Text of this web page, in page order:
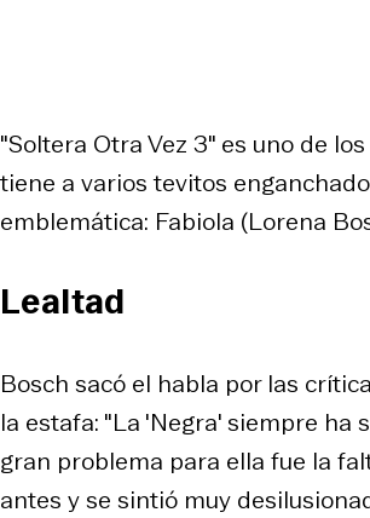
"Soltera Otra Vez 3" es uno de
tiene a varios tevitos
emblemática: Fabiola (Lorena
Lealtad
Bosch sacó el habla por las
la estafa: "La 'Negra' siempre
gran problema para ella fue la
antes y se sintió muy